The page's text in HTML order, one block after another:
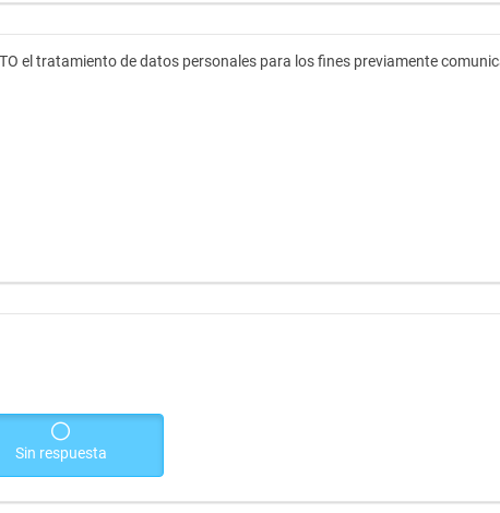
el tratamiento de datos personales para los fines previamente
Sin respuesta